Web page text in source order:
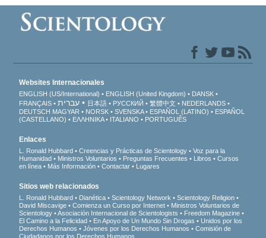
Websites Internacionales
ENGLISH (US/International) ENGLISH (United Kingdom)
DANSK
FRANÇAIS
עברית 日本語 РУССКИЙ 繁體中文
NEDERLANDS
DEUTSCH MAGYAR NORSK SVENSKA ESPAÑOL (LATINO)
ESPAÑOL
(CASTELLANO)
ΕΛΛΗΝΙΚA ITALIANO PORTUGUÊS
Enlaces
L. Ronald Hubbard Creencias y Prácticas de Scientology
Voz para la
Humanidad
Ministros Voluntarios Preguntas Frecuentes Libros
Cursos
en línea
Más Información Contactar Lugares
Sitios web relacionados
L. Ronald Hubbard Dianética Scientology Network
Scientology Religion
David Miscavige
Comienza un Curso por Internet
Ministros Voluntarios de
Scientology
Asociación Internacional de Scientologists
Freedom Magazine
El Camino a la Felicidad
En Apoyo de Un Mundo Sin Drogas
Unidos por los
Derechos Humanos
Jóvenes por los Derechos Humanos
Comisión de
Ciudadanos por los Derechos Humanos